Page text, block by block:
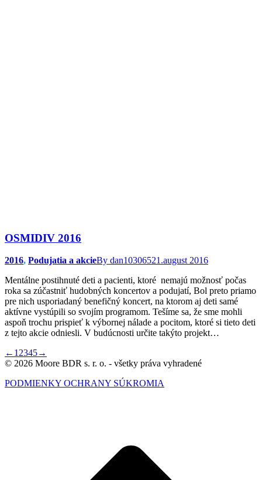
OSMIDIV 2016
2016, Podujatia a akcieBy dan10306521.august 2016
Mentálne postihnuté deti a pacienti, ktoré nemajú možnosť počas
roka sa zúčastniť hudobných koncertov a podujatí, Bol preto priamo
pre nich usporiadaný benefičný koncert, na ktorom aj deti samé
aktívne vystúpili so svojím programom. Tešíme sa, že sme mohli
aspoň trochu prispieť k výbornej nálade a pocitom, ktoré si tieto deti
z tejto akcie odniesli. V budúcnosti určite takýto projekt…
← 1 2345→
© 2026 Moore BDR s. r. o. - všetky práva vyhradené
PODMIENKY OCHRANY SÚKROMIA